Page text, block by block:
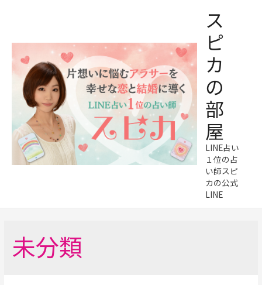
ス
ピ
カ
の
部
屋
LINE占い
１位の占
い師スピ
カの公式
LINE
未分類